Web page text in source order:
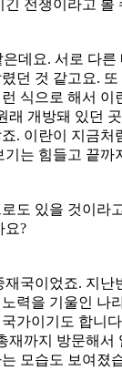
전쟁이라고 볼
데요. 서로 다
던 것 같고요.
식으로 해서
래 개방돼 있던
. 이란이 지금
는 힘들고 끝
도 있을 것이
요?
국이었죠. 지
력을 기울인
가이기도 합니
까지 방문해
모습도 보여